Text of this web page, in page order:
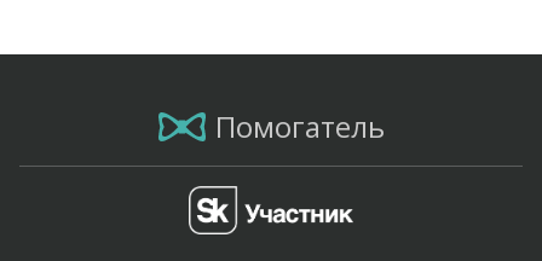
Помогатель